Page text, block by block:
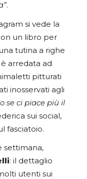
.
si vede la
un libro per
tutina a righe
arredata ad
pitturati
inosservati agli
se ci piace più il
sui social,
fasciatoio.
settimana,
: il dettaglio
utenti sui